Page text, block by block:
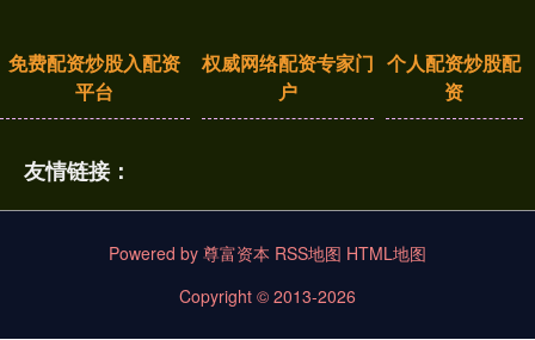
免费配资炒股入配资
平台
权威网络配资专家门
户
个人配资炒股配
资
友情链接：
Powered by 尊富资本 RSS地图 HTML地图
Copyright © 2013-2026